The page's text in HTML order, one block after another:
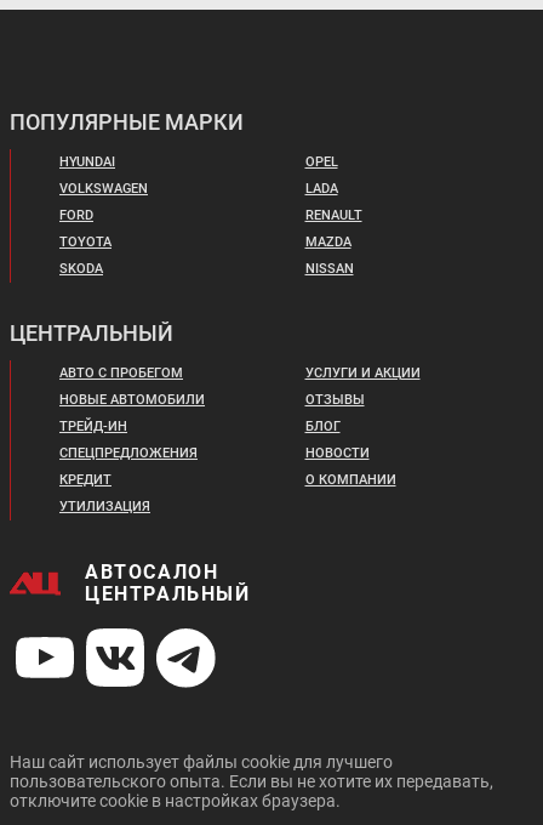
ПОПУЛЯРНЫЕ МАРКИ
HYUNDAI
VOLKSWAGEN
FORD
TOYOTA
SKODA
OPEL
LADA
RENAULT
MAZDA
NISSAN
ЦЕНТРАЛЬНЫЙ
АВТО С ПРОБЕГОМ
НОВЫЕ АВТОМОБИЛИ
ТРЕЙД-ИН
СПЕЦПРЕДЛОЖЕНИЯ
КРЕДИТ
УТИЛИЗАЦИЯ
УСЛУГИ И АКЦИИ
ОТЗЫВЫ
БЛОГ
НОВОСТИ
О КОМПАНИИ
АВТОСАЛОН
ЦЕНТРАЛЬНЫЙ
Наш сайт использует файлы cookie для лучшего
пользовательского опыта. Если вы не хотите их передавать,
отключите cookie в настройках браузера.